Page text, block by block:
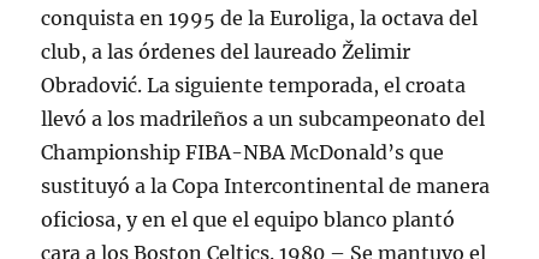
conquista en 1995 de la Euroliga, la octava del
club, a las órdenes del laureado Želimir
Obradović. La siguiente temporada, el croata
llevó a los madrileños a un subcampeonato del
Championship FIBA-NBA McDonald’s que
sustituyó a la Copa Intercontinental de manera
oficiosa, y en el que el equipo blanco plantó
cara a los Boston Celtics. 1980 – Se mantuvo el